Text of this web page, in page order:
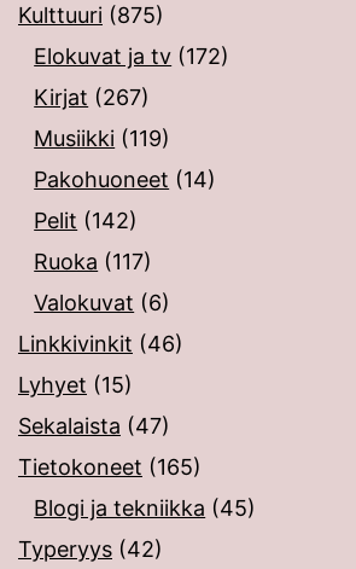
Kulttuuri (875)
Elokuvat ja tv (172)
Kirjat (267)
Musiikki (119)
Pakohuoneet (14)
Pelit (142)
Ruoka (117)
Valokuvat (6)
Linkkivinkit (46)
Lyhyet (15)
Sekalaista (47)
Tietokoneet (165)
Blogi ja tekniikka (45)
Typeryys (42)